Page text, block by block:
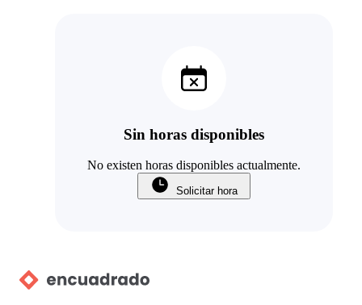
Sin horas disponibles
No existen horas disponibles actualmente.
Solicitar hora